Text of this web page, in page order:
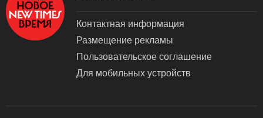
Контактная информация
Размещение рекламы
Пользовательское соглашение
Для мобильных устройств